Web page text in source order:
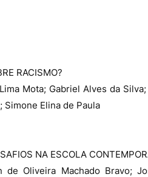
RACISMO?
Mota; Gabriel Alves da
Simone Elina de Paula
NA ESCOLA
de Oliveira Machado Bravo;